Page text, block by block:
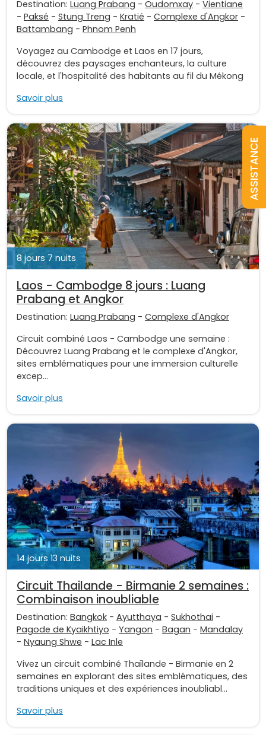
Destination: Luang Prabang - Oudomxay - Vientiane
- Paksé - Stung Treng - Kratié - Complexe d'Angkor -
Battambang - Phnom Penh
Voyagez au Cambodge et Laos en 17 jours,
découvrez des paysages enchanteurs, la culture
locale, et l'hospitalité des habitants au fil du Mékong
Savoir plus
8 jours 7 nuits
Laos - Cambodge 8 jours : Luang
Prabang et Angkor
Destination: Luang Prabang - Complexe d'Angkor
Circuit combiné Laos - Cambodge une semaine :
Découvrez Luang Prabang et le complexe d'Angkor,
sites emblématiques pour une immersion culturelle
excep...
Savoir plus
14 jours 13 nuits
Circuit Thailande - Birmanie 2 semaines :
Combinaison inoubliable
Destination: Bangkok - Ayutthaya - Sukhothai -
Pagode de Kyaikhtiyo - Yangon - Bagan - Mandalay
- Nyaung Shwe - Lac Inle
Vivez un circuit combiné Thaïlande - Birmanie en 2
semaines en explorant des sites emblématiques, des
traditions uniques et des expériences inoubliabl...
Savoir plus
ASSISTANCE